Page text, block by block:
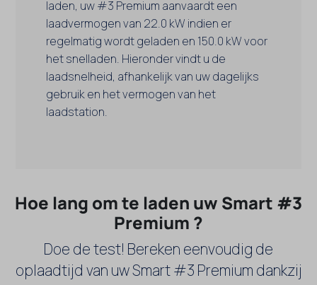
laden, uw #3 Premium aanvaardt een
laadvermogen van 22.0 kW indien er
regelmatig wordt geladen en 150.0 kW voor
het snelladen. Hieronder vindt u de
laadsnelheid, afhankelijk van uw dagelijks
gebruik en het vermogen van het
laadstation.
Hoe lang om te laden uw Smart #3
Premium ?
Doe de test! Bereken eenvoudig de
oplaadtijd van uw Smart #3 Premium dankzij